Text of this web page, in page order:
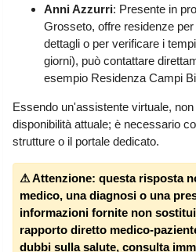
Anni Azzurri: Presente in
Grosseto, offre residenze
dettagli o per verificare i
giorni), può contattare
esempio Residenza Campi
Essendo un'assistente virtuale,
disponibilità attuale; è necessario
strutture o il portale dedicato.
⚠ Attenzione: questa risposta
medico, una diagnosi o una
informazioni fornite non
rapporto diretto medico-
dubbi sulla salute, consulta
Trentino - Alto Adige
(103)
Valle d'Aosta(28)
Veneto (179)